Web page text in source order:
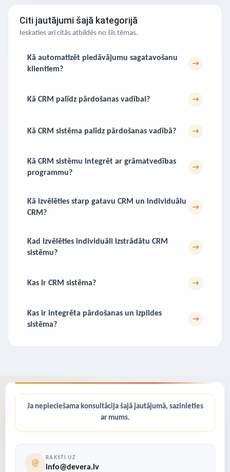
Citi jautājumi šajā kategorijā
Ieskaties arī citās atbildēs no šīs tēmas.
Kā automatizēt piedāvājumu sagatavošanu
klientiem?
→
Kā CRM palīdz pārdošanas vadībai? →
Kā CRM sistēma palīdz pārdošanas vadībā? →
Kā CRM sistēmu integrēt ar grāmatvedības
programmu?
→
Kā izvēlēties starp gatavu CRM un individuālu
CRM?
→
Kad izvēlēties individuāli izstrādātu CRM
sistēmu?
→
Kas ir CRM sistēma? →
Kas ir integrēta pārdošanas un izpildes
sistēma?
→
Ja nepieciešama konsultācija šajā jautājumā, sazinieties
ar mums.
@
RAKSTI UZ
info@devera.lv